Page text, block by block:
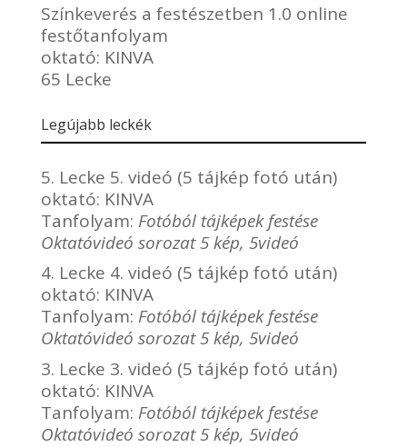
Színkeverés a festészetben 1.0 online
festőtanfolyam
oktató: KINVA
65 Lecke
Legújabb leckék
5. Lecke 5. videó (5 tájkép fotó után)
oktató: KINVA
Tanfolyam: Fotóból tájképek festése
Oktatóvideó sorozat 5 kép, 5videó
4. Lecke 4. videó (5 tájkép fotó után)
oktató: KINVA
Tanfolyam: Fotóból tájképek festése
Oktatóvideó sorozat 5 kép, 5videó
3. Lecke 3. videó (5 tájkép fotó után)
oktató: KINVA
Tanfolyam: Fotóból tájképek festése
Oktatóvideó sorozat 5 kép, 5videó